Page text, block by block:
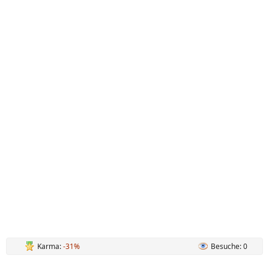
Karma:-31% Besuche: 0